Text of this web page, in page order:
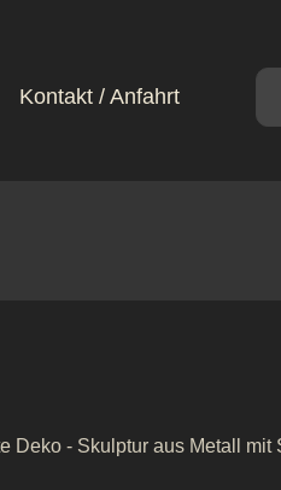
Kontakt / Anfahrt
Deko - Skulptur aus Metall mit